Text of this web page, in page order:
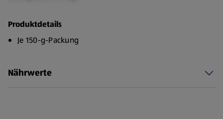
Produktdetails
Je 150-g-Packung
Nährwerte